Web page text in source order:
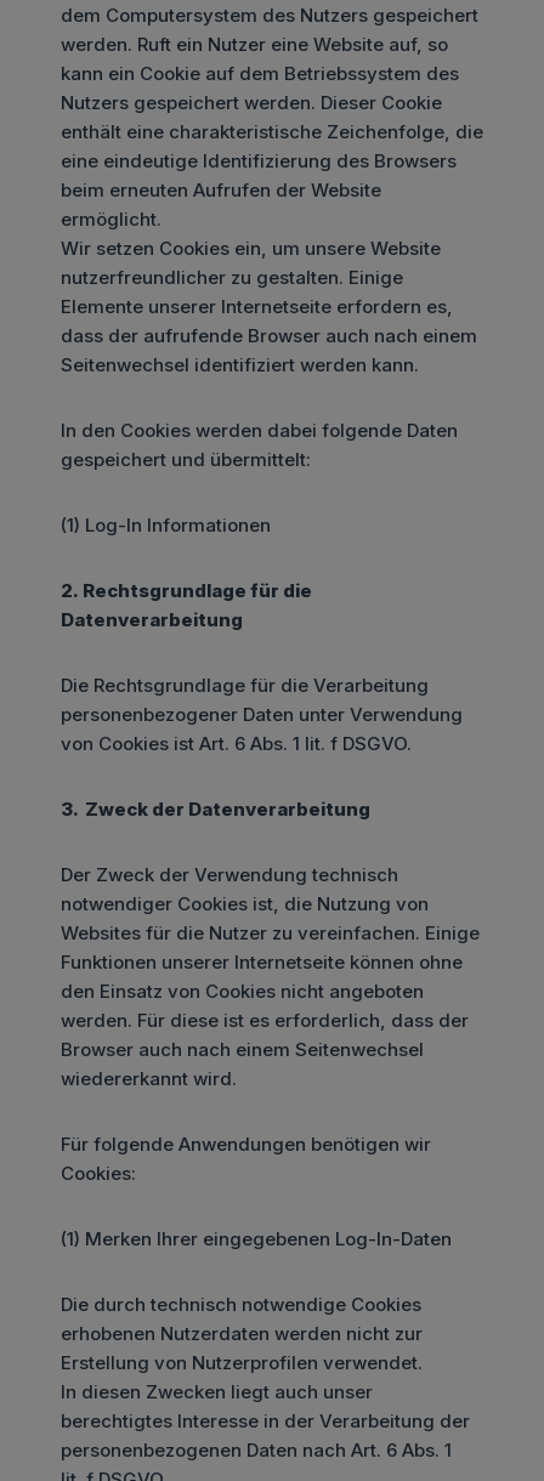
dem Computersystem des Nutzers gespeichert
werden. Ruft ein Nutzer eine Website auf, so
kann ein Cookie auf dem Betriebssystem des
Nutzers gespeichert werden. Dieser Cookie
enthält eine charakteristische Zeichenfolge, die
eine eindeutige Identifizierung des Browsers
beim erneuten Aufrufen der Website
ermöglicht.
Wir setzen Cookies ein, um unsere Website
nutzerfreundlicher zu gestalten. Einige
Elemente unserer Internetseite erfordern es,
dass der aufrufende Browser auch nach einem
Seitenwechsel identifiziert werden kann.
In den Cookies werden dabei folgende Daten
gespeichert und übermittelt:
(1) Log-In Informationen
2. Rechtsgrundlage für die
Datenverarbeitung
Die Rechtsgrundlage für die Verarbeitung
personenbezogener Daten unter Verwendung
von Cookies ist Art. 6 Abs. 1 lit. f DSGVO.
3. Zweck der Datenverarbeitung
Der Zweck der Verwendung technisch
notwendiger Cookies ist, die Nutzung von
Websites für die Nutzer zu vereinfachen. Einige
Funktionen unserer Internetseite können ohne
den Einsatz von Cookies nicht angeboten
werden. Für diese ist es erforderlich, dass der
Browser auch nach einem Seitenwechsel
wiedererkannt wird.
Für folgende Anwendungen benötigen wir
Cookies:
(1) Merken Ihrer eingegebenen Log-In-Daten
Die durch technisch notwendige Cookies
erhobenen Nutzerdaten werden nicht zur
Erstellung von Nutzerprofilen verwendet.
In diesen Zwecken liegt auch unser
berechtigtes Interesse in der Verarbeitung der
personenbezogenen Daten nach Art. 6 Abs. 1